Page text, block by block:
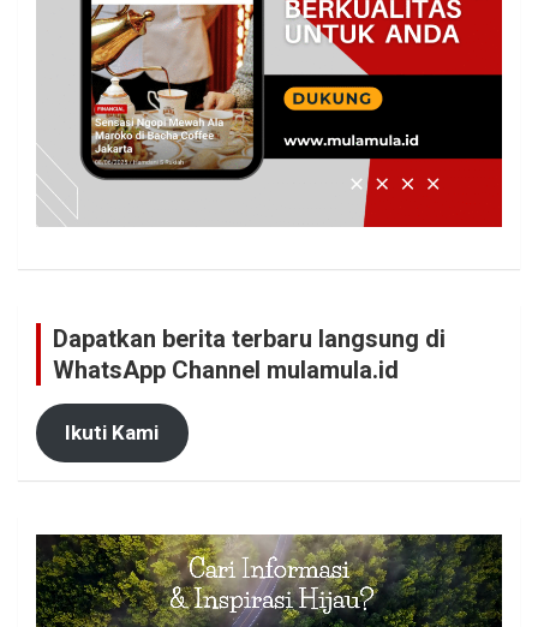
Dapatkan berita terbaru langsung di
WhatsApp Channel mulamula.id
Ikuti Kami